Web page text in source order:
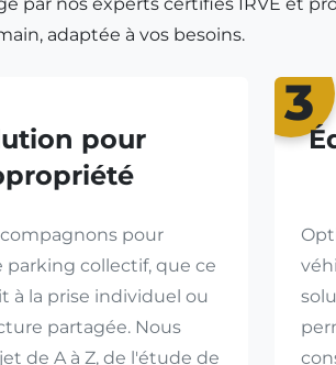
adaptée à vos besoins.
pour
pour
collectif, que ce
à la prise individuel ou
partagée. Nous
de A à Z, de l'étude de
3